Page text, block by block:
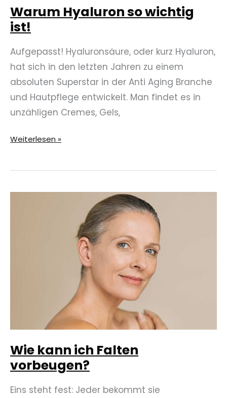
Warum Hyaluron so wichtig
ist!
Aufgepasst! Hyaluronsäure, oder kurz Hyaluron,
hat sich in den letzten Jahren zu einem
absoluten Superstar in der Anti Aging Branche
und Hautpflege entwickelt. Man findet es in
unzähligen Cremes, Gels,
Warum
so
Weiterlesen »
Wie kann ich Falten
vorbeugen?
Eins steht fest: Jeder bekommt sie